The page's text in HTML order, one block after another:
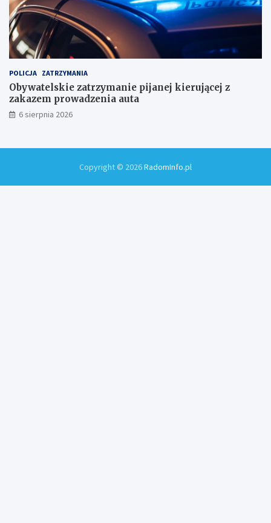
POLICJA ZATRZYMANIA
Obywatelskie zatrzymanie pijanej kierującej z
zakazem prowadzenia auta
6 sierpnia 2026
Copyright © 2026RadomInfo.pl